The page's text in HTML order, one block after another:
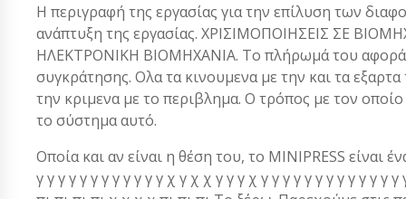
Η περιγραφή της εργασίας για την επίλυση των
ανάπτυξη της εργασίας. ΧΡΙΣΙΜΟΠΟΙΗΣΕΙΣ ΣΕ
ΗΛΕΚΤΡΟΝΙΚΗ ΒΙΟΜΗΧΑΝΙΑ. Το πλήρωμά του αφορά
συγκράτησης. Ολα τα κινουμενα με την και τα
την κριμενα με το περιβλημα. Ο τρόπος με τον
το σύστημα αυτό.
Οποία και αν είναι η θέση του, το MINIPRESS είναι
γ γ γ γ γ γ γ γ γ γ γ γ χ γ χ χ γ γ γ χ γ γ γ γ γ γ γ γ γ γ